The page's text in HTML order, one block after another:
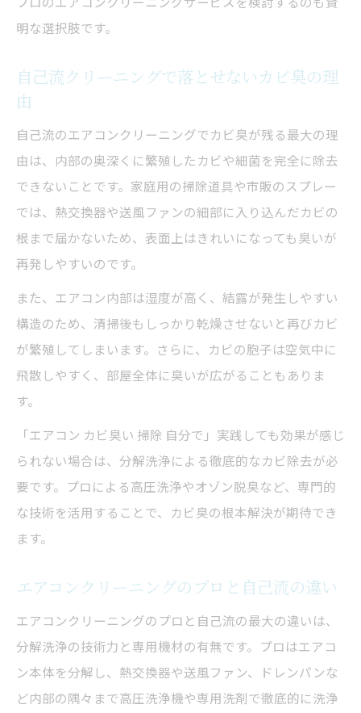
明な選択肢です。
自己流クリーニングで落とせないカビ臭の理
由
自己流のエアコンクリーニングでカビ臭が残る最大の理
由は、内部の奥深くに繁殖したカビや細菌を完全に除去
できないことです。家庭用の掃除道具や市販のスプレー
では、熱交換器や送風ファンの細部に入り込んだカビの
根まで届かないため、表面上はきれいになっても臭いが
再発しやすいのです。
また、エアコン内部は湿度が高く、結露が発生しやすい
構造のため、清掃後もしっかり乾燥させないと再びカビ
が繁殖してしまいます。さらに、カビの胞子は空気中に
飛散しやすく、部屋全体に臭いが広がることもありま
す。
「エアコン カビ臭い 掃除 自分で」実践しても効果が感じ
られない場合は、分解洗浄による徹底的なカビ除去が必
要です。プロによる高圧洗浄やオゾン脱臭など、専門的
な技術を活用することで、カビ臭の根本解決が期待でき
ます。
エアコンクリーニングのプロと自己流の違い
エアコンクリーニングのプロと自己流の最大の違いは、
分解洗浄の技術力と専用機材の有無です。プロはエアコ
ン本体を分解し、熱交換器や送風ファン、ドレンパンな
ど内部の隅々まで高圧洗浄機や専用洗剤で徹底的に洗浄